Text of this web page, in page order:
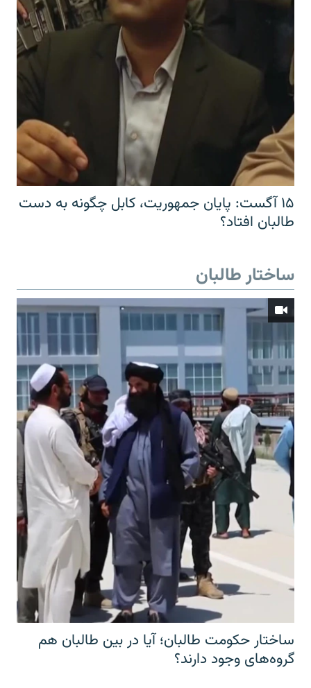
۱۵ آگست: پایان جمهوریت، کابل چگونه به دست
طالبان افتاد؟
ساختار طالبان
ساختار حکومت طالبان؛ آیا در بین طالبان هم
گروه‌های وجود دارند؟